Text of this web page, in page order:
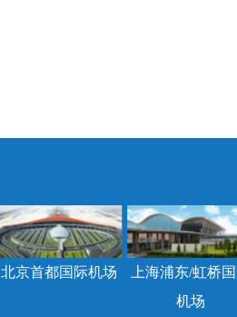
北京首都国际机场
上海浦东/虹桥
机场